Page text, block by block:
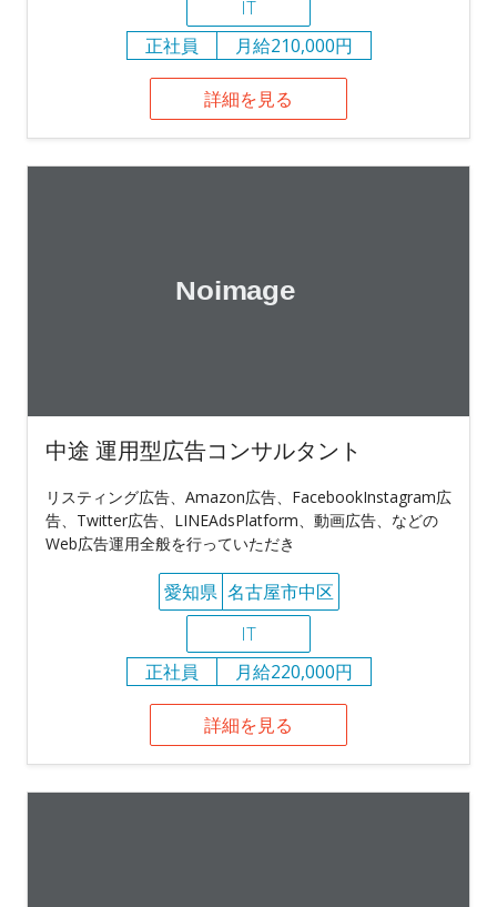
IT
正社員
月給210,000円
詳細を見る
中途 運用型広告コンサルタント
リスティング広告、Amazon広告、FacebookInstagram広
告、Twitter広告、LINEAdsPlatform、動画広告、などの
Web広告運用全般を行っていただき
愛知県 名古屋市中区
IT
正社員
月給220,000円
詳細を見る